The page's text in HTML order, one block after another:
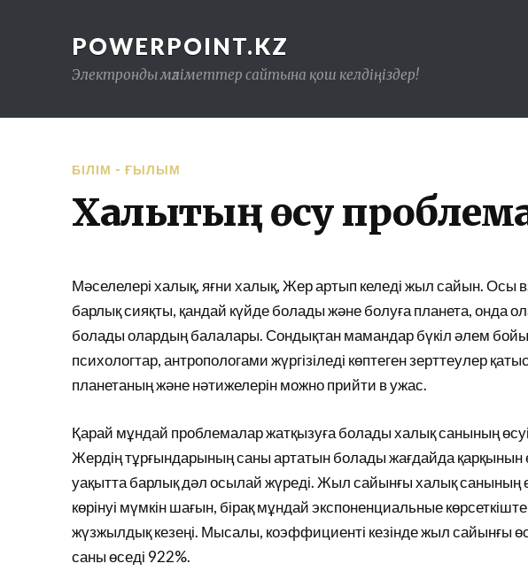
POWERPOINT.KZ
Электронды мәліметтер сайтына қош келдіңіздер!
БІЛІМ - ҒЫЛЫМ
Халықтың өсу
Мәселелері халық, яғни халық, Жер артып келеді жыл сайын. Осы
барлық сияқты, қандай күйде болады және болуға планета, онда
болады олардың балалары. Сондықтан мамандар бүкіл әлем
психологтар, антропологами жүргізіледі көптеген зерттеулер
планетаның және нәтижелерін можно прийти в ужас.
Қарай мұндай проблемалар жатқызуға болады халық санының
Жердің тұрғындарының саны артатын болады жағдайда қарқынын
уақытта барлық дәл осылай жүреді. Жыл сайынғы халық санының
көрінуі мүмкін шағын, бірақ мұндай экспоненциальные
жүзжылдық кезеңі. Мысалы, коэффициенті кезінде жыл сайынғы
саны өседі 922%.